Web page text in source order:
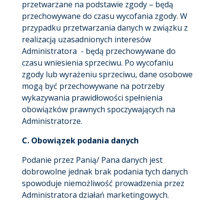
przetwarzane na podstawie zgody – będą
przechowywane do czasu wycofania zgody. W
przypadku przetwarzania danych w związku z
realizacją uzasadnionych interesów
Administratora - będą przechowywane do
czasu wniesienia sprzeciwu. Po wycofaniu
zgody lub wyrażeniu sprzeciwu, dane osobowe
mogą być przechowywane na potrzeby
wykazywania prawidłowości spełnienia
obowiązków prawnych spoczywających na
Administratorze.
C. Obowiązek podania danych
Podanie przez Panią/ Pana danych jest
dobrowolne jednak brak podania tych danych
spowoduje niemożliwość prowadzenia przez
Administratora działań marketingowych.